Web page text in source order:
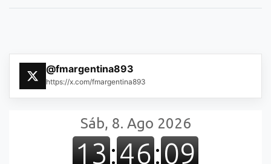
@fmargentina893
https://x.com/fmargentina893